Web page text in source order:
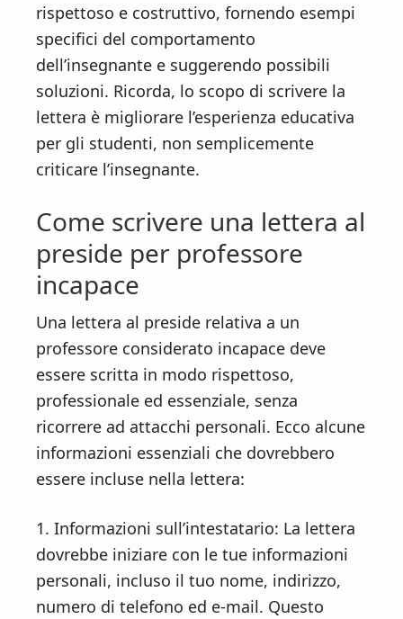
rispettoso e costruttivo, fornendo esempi
specifici del comportamento
dell’insegnante e suggerendo possibili
soluzioni. Ricorda, lo scopo di scrivere la
lettera è migliorare l’esperienza educativa
per gli studenti, non semplicemente
criticare l’insegnante.
Come scrivere una lettera al
preside per professore
incapace
Una lettera al preside relativa a un
professore considerato incapace deve
essere scritta in modo rispettoso,
professionale ed essenziale, senza
ricorrere ad attacchi personali. Ecco alcune
informazioni essenziali che dovrebbero
essere incluse nella lettera:
1. Informazioni sull’intestatario: La lettera
dovrebbe iniziare con le tue informazioni
personali, incluso il tuo nome, indirizzo,
numero di telefono ed e-mail. Questo